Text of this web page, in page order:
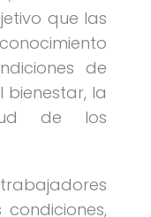
que las
de
bienestar, la
de los